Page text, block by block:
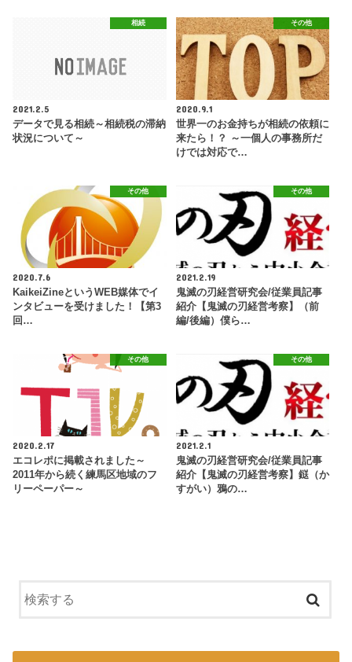
相続
2021.2.5
データで見る相続～相続税の滞納
状況について～
その他
2020.9.1
世界一のお金持ちが相続の依頼に
来たら！？ ～一個人の事務所だ
けでは対応で…
その他
2020.7.6
KaikeiZineというWEB媒体でイ
ンタビューを受けました！【第3
回…
その他
2021.2.19
鬼滅の刃経営研究会/従業員記事
紹介【鬼滅の刃経営考察】（前
編/後編）僕ら…
その他
2020.2.17
エコレポに掲載されました～
2011年から続く練馬区地域のフ
リーペーパー～
その他
2021.2.1
鬼滅の刃経営研究会/従業員記事
紹介【鬼滅の刃経営考察】鎹（か
すがい）鴉の…